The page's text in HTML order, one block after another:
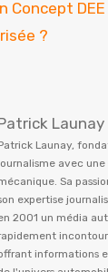
Concept
?
Launay
Launay,
avec
Sa
expertise
2001 un média
informations